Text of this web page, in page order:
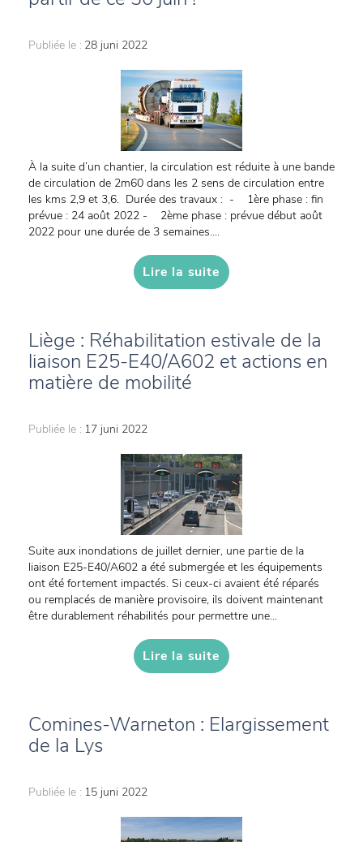
Publiée le : 28 juni 2022
À la suite d’un chantier, la circulation est réduite à une bande
de circulation de 2m60 dans les 2 sens de circulation entre
les kms 2,9 et 3,6. Durée des travaux : - 1ère phase : fin
prévue : 24 août 2022 - 2ème phase : prévue début août
2022 pour une durée de 3 semaines....
Lire la suite
Liège : Réhabilitation estivale de la
liaison E25-E40/A602 et actions en
matière de mobilité
Publiée le : 17 juni 2022
Suite aux inondations de juillet dernier, une partie de la
liaison E25-E40/A602 a été submergée et les équipements
ont été fortement impactés. Si ceux-ci avaient été réparés
ou remplacés de manière provisoire, ils doivent maintenant
être durablement réhabilités pour permettre une...
Lire la suite
Comines-Warneton : Elargissement
de la Lys
Publiée le : 15 juni 2022